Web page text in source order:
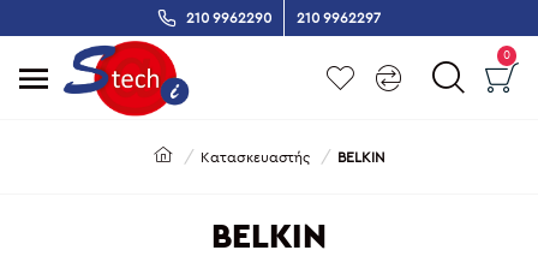
210 9962290 210 9962297
0
Κατασκευαστής BELKIN
BELKIN